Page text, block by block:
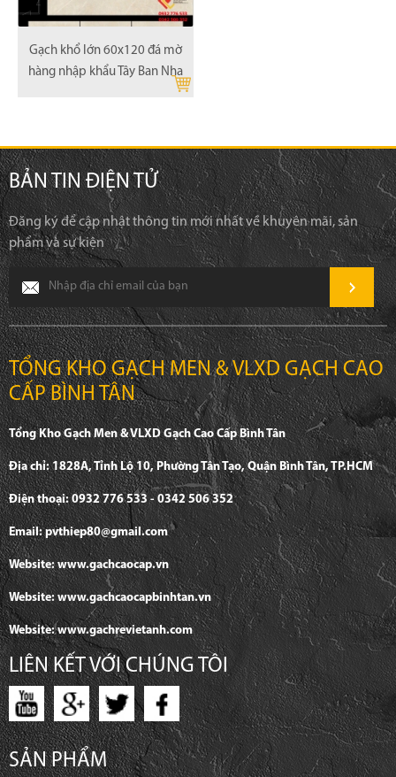
Gạch khổ lớn 60x120 đá mờ
hàng nhập khẩu Tây Ban Nha
BẢN TIN ĐIỆN TỬ
Đăng ký để cập nhật thông tin mới nhất về khuyên mãi, sản
phẩm và sự kiện
TỔNG KHO GẠCH MEN & VLXD GẠCH CAO
CẤP BÌNH TÂN
Tổng Kho Gạch Men & VLXD Gạch Cao Cấp Bình Tân
Địa chỉ: 1828A, Tỉnh Lộ 10, Phường Tân Tạo, Quận Bình Tân, TP.HCM
Điện thoại: 0932 776 533 - 0342 506 352
Email: pvthiep80@gmail.com
Website: www.gachcaocap.vn
Website: www.gachcaocapbinhtan.vn
Website: www.gachrevietanh.com
LIÊN KẾT VỚI CHÚNG TÔI
SẢN PHẨM